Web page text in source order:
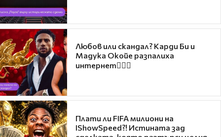
Любов или скандал? Карди Би и
Мадука Окойе разпалиха
интернет❤️‍🔥🔥
Плати ли FIFA милиони на
IShowSpeed?! Истината зад